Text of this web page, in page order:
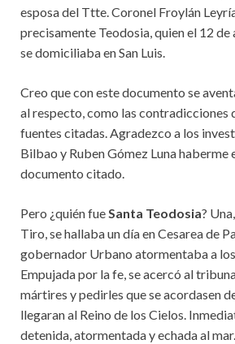
esposa del Ttte. Coronel Froylán
precisamente Teodosia, quien el 12
se domiciliaba en San Luis.
Creo que con este documento se
al respecto, como las contradicciones
fuentes citadas. Agradezco a los
Bilbao y Ruben Gómez Luna haberme
documento citado.
Pero ¿quién fueSanta Teodosia?
Tiro, se hallaba un día en Cesarea de
gobernador Urbano atormentaba a
Empujada por la fe, se acercó al
mártires y pedirles que se acordasen
llegaran al Reino de los Cielos.
detenida, atormentada y echada al